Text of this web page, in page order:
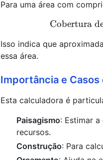
Para uma área com
Cobertura
Isso indica que
essa área.
Importância e Casos
Esta calculadora é
Paisagismo: Estimar
recursos.
Construção: Para